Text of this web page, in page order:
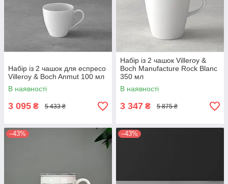
Набір із 2 чашок для еспресо
Villeroy & Boch Anmut 100 мл
В наявності
3 095 ₴ 5 433 ₴
Набір із 2 чашок Villeroy &
Boch Manufacture Rock Blanc
350 мл
В наявності
3 347 ₴ 5 875 ₴
–43% –43%